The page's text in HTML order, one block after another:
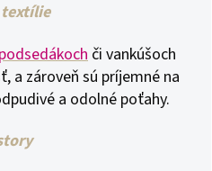
podsedákoch či vankúšoch
a zároveň sú príjemné na
a odolné poťahy.